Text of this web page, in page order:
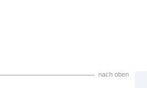
nach oben